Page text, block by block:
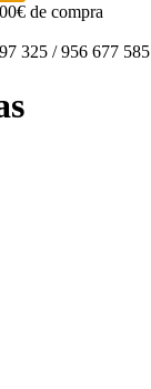
de compra
325 / 956 677 585